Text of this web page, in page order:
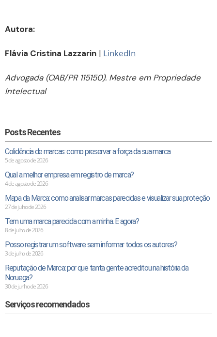
Autora:
Flávia Cristina Lazzarin | LinkedIn
Advogada (OAB/PR 115150). Mestre em Propriedade
Intelectual
Posts Recentes
Colidência de marcas: como preservar a força da sua marca
5 de agosto de 2026
Qual a melhor empresa em registro de marca?
4 de agosto de 2026
Mapa da Marca: como analisar marcas parecidas e visualizar sua proteção
27 de julho de 2026
Tem uma marca parecida com a minha. E agora?
8 de julho de 2026
Posso registrar um software sem informar todos os autores?
3 de julho de 2026
Reputação de Marca: por que tanta gente acreditou na história da
Noruega?
30 de junho de 2026
Serviços recomendados